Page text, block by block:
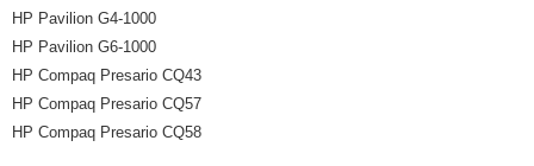
HP Pavilion G4-1000
HP Pavilion G6-1000
HP Compaq Presario CQ43
HP Compaq Presario CQ57
HP Compaq Presario CQ58